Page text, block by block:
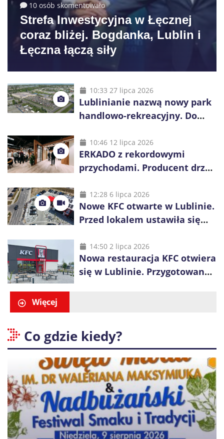
10 osób skomentowało
Strefa Inwestycyjna w Łęcznej
coraz bliżej. Bogdanka, Lublin i
Łęczna łączą siły
10:33 27 lipca 2026
Lublinianie nazwą nowy park
handlowo-rekreacyjny. Do
10:46 12 lipca 2026
ERKADO z rekordowymi
przychodami. Producent drzwi
inwestycje
12:28 6 lipca 2026
Nowe KFC otwarte w Lublinie.
Przed lokalem ustawiła się
14:50 2 lipca 2026
Nowa restauracja KFC otwiera
się w Lublinie. Przygotowano
Więcej
Co gdzie kiedy?